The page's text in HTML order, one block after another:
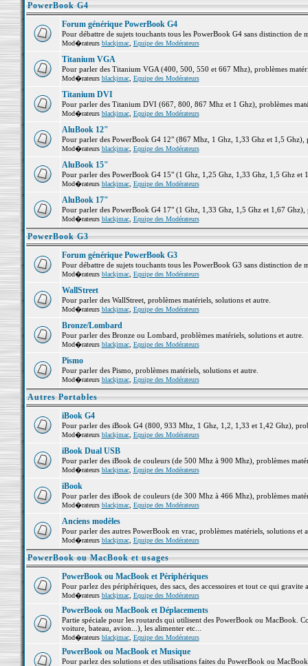
PowerBook G4
Forum générique PowerBook G4
Pour débattre de sujets touchants tous les PowerBook G4 sans distinction de
Mod�rateurs blackjmac, Equipe des Modérateurs
Titanium VGA
Pour parler des Titanium VGA (400, 500, 550 et 667 Mhz), problèmes
Mod�rateurs blackjmac, Equipe des Modérateurs
Titanium DVI
Pour parler des Titanium DVI (667, 800, 867 Mhz et 1 Ghz), problèmes
Mod�rateurs blackjmac, Equipe des Modérateurs
AluBook 12"
Pour parler des PowerBook G4 12" (867 Mhz, 1 Ghz, 1,33 Ghz et 1,5 Ghz),
Mod�rateurs blackjmac, Equipe des Modérateurs
AluBook 15"
Pour parler des PowerBook G4 15" (1 Ghz, 1,25 Ghz, 1,33 Ghz, 1,5 Ghz et
Mod�rateurs blackjmac, Equipe des Modérateurs
AluBook 17"
Pour parler des PowerBook G4 17" (1 Ghz, 1,33 Ghz, 1,5 Ghz et 1,67 Ghz),
Mod�rateurs blackjmac, Equipe des Modérateurs
PowerBook G3
Forum générique PowerBook G3
Pour débattre de sujets touchants tous les PowerBook G3 sans distinction de
Mod�rateurs blackjmac, Equipe des Modérateurs
WallStreet
Pour parler des WallStreet, problèmes matériels, solutions et autre.
Mod�rateurs blackjmac, Equipe des Modérateurs
Bronze/Lombard
Pour parler des Bronze ou Lombard, problèmes matériels, solutions et autre.
Mod�rateurs blackjmac, Equipe des Modérateurs
Pismo
Pour parler des Pismo, problèmes matériels, solutions et autre.
Mod�rateurs blackjmac, Equipe des Modérateurs
Autres Portables
iBook G4
Pour parler des iBook G4 (800, 933 Mhz, 1 Ghz, 1,2, 1,33 et 1,42 Ghz),
Mod�rateurs blackjmac, Equipe des Modérateurs
iBook Dual USB
Pour parler des iBook de couleurs (de 500 Mhz à 900 Mhz), problèmes
Mod�rateurs blackjmac, Equipe des Modérateurs
iBook
Pour parler des iBook de couleurs (de 300 Mhz à 466 Mhz), problèmes
Mod�rateurs blackjmac, Equipe des Modérateurs
Anciens modèles
Pour parler des autres PowerBook en vrac, problèmes matériels, solutions et
Mod�rateurs blackjmac, Equipe des Modérateurs
PowerBook ou MacBook et usages
PowerBook ou MacBook et Périphériques
Pour parlez des périphériques, des sacs, des accessoires et tout ce qui
Mod�rateurs blackjmac, Equipe des Modérateurs
PowerBook ou MacBook et Déplacements
Partie spéciale pour les routards qui utilisent des PowerBook ou MacBook.
voiture, bateau, avion...), les alimenter etc...
Mod�rateurs blackjmac, Equipe des Modérateurs
PowerBook ou MacBook et Musique
Pour parlez des solutions et des utilisations faites du PowerBook ou